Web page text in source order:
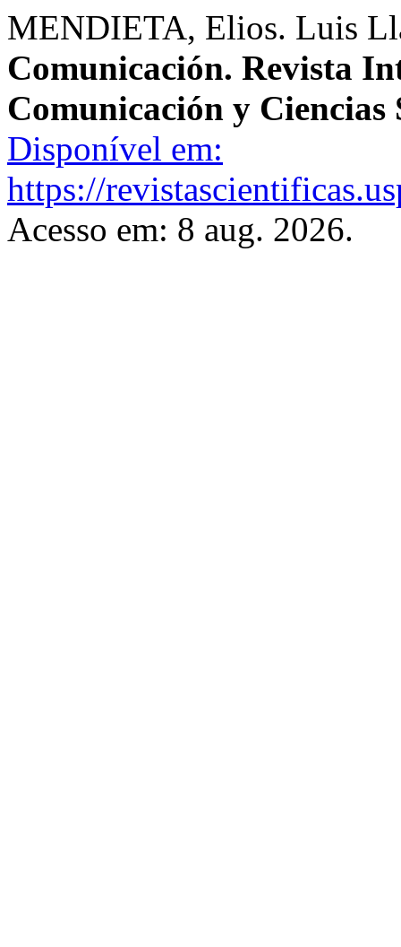
MENDIETA, Elios. Luis
Comunicación. Revista
Comunicación y Ciencias
Disponível em:
https://
Acesso em: 8 aug. 2026.